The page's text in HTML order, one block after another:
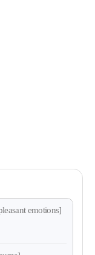
emotions]